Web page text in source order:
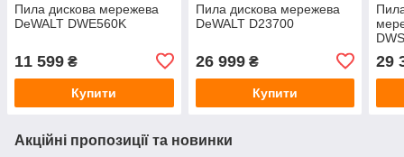
Пила дискова мережева
DeWALT DWE560K
11 599 ₴
Купити
Пила дискова мережева
DeWALT D23700
26 999₴
Купити
29
Акційні пропозиції та новинки